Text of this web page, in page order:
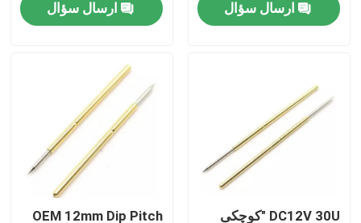
تماس با ما
همه موارد
سنجه پوگو
ارسال سؤال
ارسال سؤال
DC12V 30U "کوچکی OEM 12mm Dip Pitch